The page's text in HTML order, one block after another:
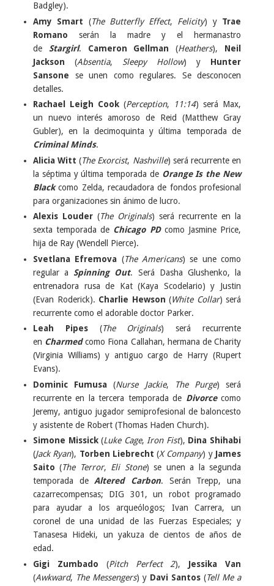
Badgley).
Amy Smart (The Butterfly Effect, Felicity) y Trae
Romano serán la madre y el hermanastro
de Stargirl. Cameron Gellman (Heathers), Neil
Jackson (Absentia, Sleepy Hollow) y Hunter
Sansone se unen como regulares. Se desconocen
detalles.
Rachael Leigh Cook (Perception, 11:14) será Max,
un nuevo interés amoroso de Reid (Matthew Gray
Gubler), en la decimoquinta y última temporada de
Criminal Minds.
Alicia Witt (The Exorcist, Nashville) será recurrente en
la séptima y última temporada de Orange Is the New
Blackcomo Zelda, recaudadora de fondos profesional
para organizaciones sin ánimo de lucro.
Alexis Louder (The Originals) será recurrente en la
sexta temporada de Chicago PDcomo Jasmine Price,
hija de Ray (Wendell Pierce).
Svetlana Efremova (The Americans) se une como
regular a Spinning Out. Será Dasha Glushenko, la
entrenadora rusa de Kat (Kaya Scodelario) y Justin
(Evan Roderick). Charlie Hewson (White Collar) será
recurrente como el adorable doctor Parker.
Leah Pipes(The Originals) será recurrente
en Charmedcomo Fiona Callahan, hermana de Charity
(Virginia Williams) y antiguo cargo de Harry (Rupert
Evans).
Dominic Fumusa (Nurse Jackie, The Purge) será
recurrente en la tercera temporada de Divorcecomo
Jeremy, antiguo jugador semiprofesional de baloncesto
y asistente de Robert (Thomas Haden Church).
Simone Missick(Luke Cage,Iron Fist), Dina Shihabi
(Jack Ryan), Torben Liebrecht (X Company) y James
Saito (The Terror, Eli Stone) se unen a la segunda
temporada deAltered Carbon. Serán Trepp, una
cazarrecompensas; DIG 301, un robot programado
para ayudar a los arqueólogos; Ivan Carrera, un
coronel de una unidad de las Fuerzas Especiales; y
Tanasesa Hideki, un yakuza de cientos de años de
edad.
Gigi Zumbado (Pitch Perfect 2), Jessika Van
(Awkward, The Messengers) y Davi Santos (Tell Me a